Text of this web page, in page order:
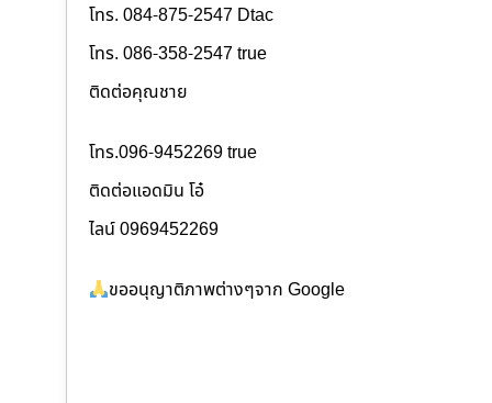
โทร. 084-875-2547 Dtac
โทร. 086-358-2547 true
ติดต่อคุณชาย
โทร.096-9452269 true
ติดต่อแอดมิน โอ๋
ไลน์ 0969452269
ขออนุญาติภาพต่างๆจาก Google